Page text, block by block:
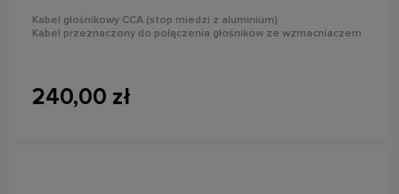
Kabel głośnikowy CCA (stop miedzi z aluminium)
Kabel przeznaczony do połączenia głośników ze wzmacniaczem
240,00 zł